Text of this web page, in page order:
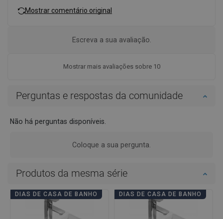
Mostrar comentário original
Mostrar mais avaliações sobre 10
Escreva a sua avaliação.
Perguntas e respostas da comunidade
Não há perguntas disponíveis.
Coloque a sua pergunta.
Produtos da mesma série
DIAS DE CASA DE BANHO DIAS DE CASA DE BANHO